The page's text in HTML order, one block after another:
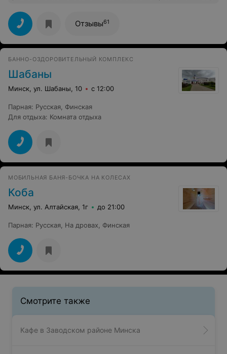
постоянно просить что-то подогреть так ни ложек ни
тарелок ни чего нет. На стенах пыль и паутина,
вентиляции не включается так как будет холодно а там
и так холодно,в общем полный треш.Больше туда не
нагой.
Отзывы61
БАННО-ОЗДОРОВИТЕЛЬНЫЙ КОМПЛЕКС
Шабаны
Минск, ул. Шабаны, 10 с 12:00
Парная: Русская Финская
Для отдыха: Комната отдыха
МОБИЛЬНАЯ БАНЯ-БОЧКА НА КОЛЕСАХ
Коба
Минск, ул. Алтайская, 1г до 21:00
Парная: Русская На дровах Финская
Смотрите также
Кафе в Заводском районе Минска